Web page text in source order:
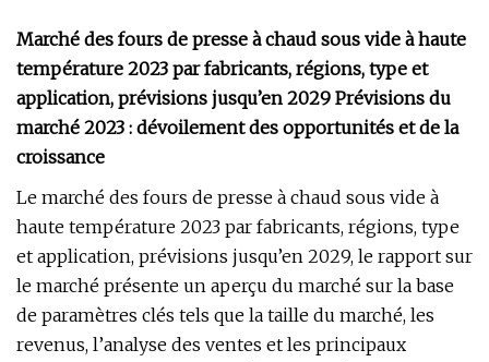
Marché des fours de presse à chaud sous vide à haute
température 2023 par fabricants, régions, type et
application, prévisions jusqu’en 2029 Prévisions du
marché 2023 : dévoilement des opportunités et de la
croissance
Le marché des fours de presse à chaud sous vide à
haute température 2023 par fabricants, régions, type
et application, prévisions jusqu’en 2029, le rapport sur
le marché présente un aperçu du marché sur la base
de paramètres clés tels que la taille du marché, les
revenus, l’analyse des ventes et les principaux